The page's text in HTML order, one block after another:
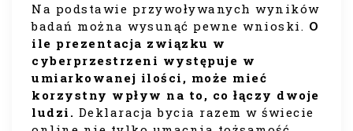
Na podstawie przywoływanych wyników
badań można wysunąć pewne wnioski. O
ile prezentacja związku w
cyberprzestrzeni występuje w
umiarkowanej ilości, może mieć
korzystny wpływ na to, co łączy dwoje
ludzi. Deklaracja bycia razem w świecie